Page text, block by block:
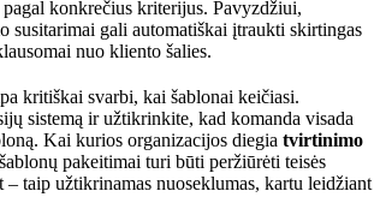
pagal konkrečius kriterijus. Pavyzdžiui,
susitarimai gali automatiškai įtraukti skirtingas
nuo kliento šalies.
kritiškai svarbi, kai šablonai keičiasi.
sistemą ir užtikrinkite, kad komanda visada
Kai kurios organizacijos diegia tvirtinimo
pakeitimai turi būti peržiūrėti teisės
– taip užtikrinamas nuoseklumas, kartu leidžiant